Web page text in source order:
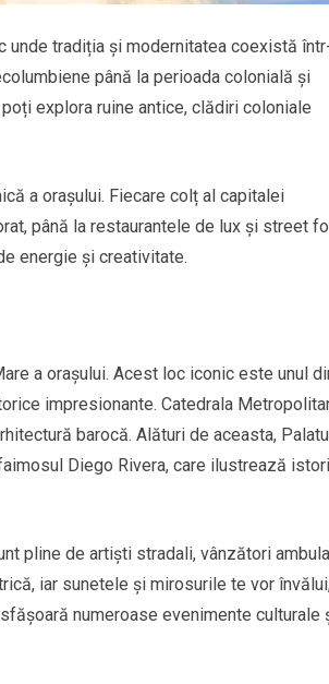
unde tradiția și modernitatea coexistă
până la perioada colonială și
explora ruine antice, clădiri coloniale
a orașului. Fiecare colț al capitalei
până la restaurantele de lux și street
energie și creativitate.
a orașului. Acest loc iconic este unul
impresionante. Catedrala
barocă. Alături de aceasta,
Diego Rivera, care ilustrează
pline de artiști stradali, vânzători
iar sunetele și mirosurile te vor
numeroase evenimente culturale